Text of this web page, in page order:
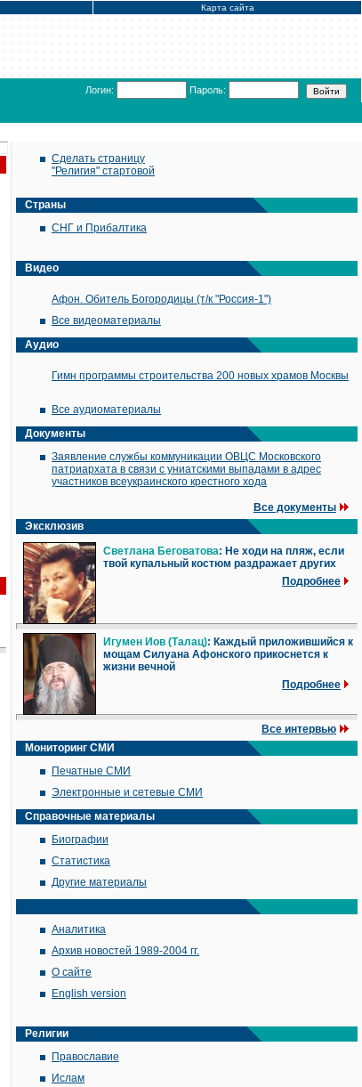
Карта сайта
Логин: Пароль:
Сделать страницу
"Религия" стартовой
Страны
СНГ и Прибалтика
Видео
Афон. Обитель Богородицы (т/к "Россия-1")
Все видеоматериалы
Аудио
Гимн программы строительства 200 новых храмов Москвы
Все аудиоматериалы
Документы
Заявление службы коммуникации ОВЦС Московского
патриархата в связи с униатскими выпадами в адрес
участников всеукраинского крестного хода
Все документы
Эксклюзив
Светлана Беговатова: Не ходи на пляж, если
твой купальный костюм раздражает других
Подробнее
Игумен Иов (Талац): Каждый приложившийся к
мощам Силуана Афонского прикоснется к
жизни вечной
Подробнее
Все интервью
Мониторинг СМИ
Печатные СМИ
Электронные и сетевые СМИ
Справочные материалы
Биографии
Статистика
Другие материалы
Аналитика
Архив новостей 1989-2004 гг.
О сайте
English version
Религии
Православие
Ислам